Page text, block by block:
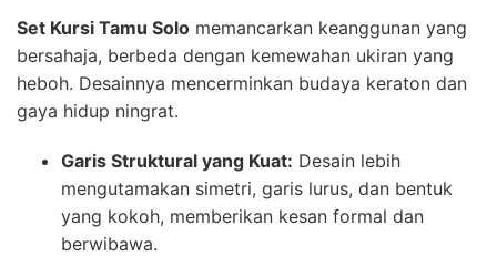
Set Kursi Tamu Solo memancarkan keanggunan yang
bersahaja, berbeda dengan kemewahan ukiran yang
heboh. Desainnya mencerminkan budaya keraton dan
gaya hidup ningrat.
Garis Struktural yang Kuat: Desain lebih
mengutamakan simetri, garis lurus, dan bentuk
yang kokoh, memberikan kesan formal dan
berwibawa.